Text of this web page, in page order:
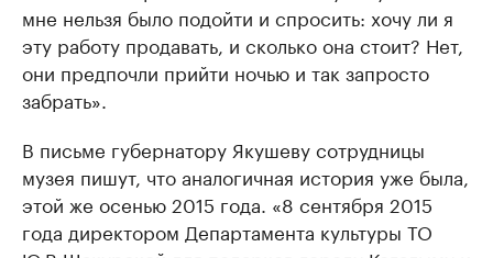
мне нельзя было подойти и спросить: хочу ли я
эту работу продавать, и сколько она стоит? Нет,
они предпочли прийти ночью и так запросто
забрать».
В письме губернатору Якушеву сотрудницы
музея пишут, что аналогичная история уже была,
этой же осенью 2015 года. «8 сентября 2015
года директором Департамента культуры ТО